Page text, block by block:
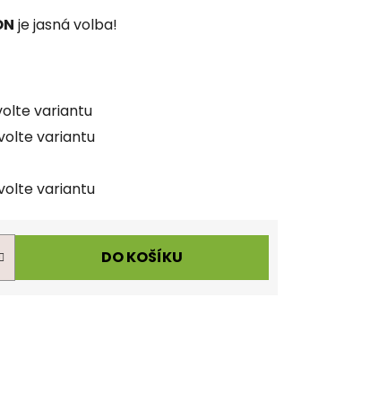
je jasná volba!
variantu
variantu
variantu
DO KOŠÍKU